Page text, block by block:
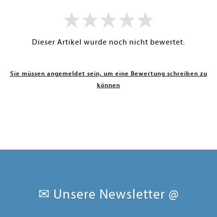
Dieser Artikel wurde noch nicht bewertet.
Sie müssen angemeldet sein, um eine Bewertung schreiben zu
können
✉ Unsere Newsletter @